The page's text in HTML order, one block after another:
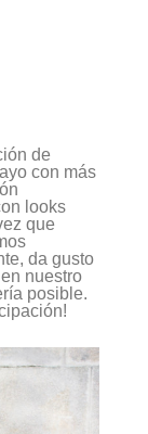
de
con más
looks
que
da gusto
nuestro
posible.